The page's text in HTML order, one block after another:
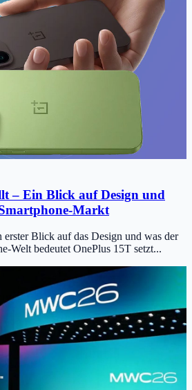
– Ein Blick auf Design und
Markt
Blick auf das Design und was der
Welt bedeutet OnePlus 15T setzt...